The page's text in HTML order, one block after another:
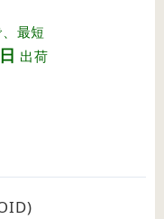
最短
出荷